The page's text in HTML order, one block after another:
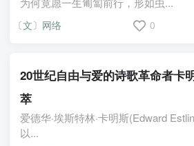
〔文〕网络 0
20世纪自由与爱的诗歌革命者卡
萃
爱德华·埃斯特林·卡明斯(Edward
以...